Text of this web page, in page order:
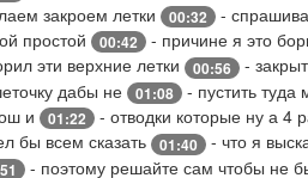
закроем летки
00:32 -
простой
00:42 - причине я это
эти верхние летки
00:56 -
дабы не
01:08 - пустить
и
01:22 - отводки которые ну а 4
бы всем сказать
01:40 - что я
- поэтому решайте сам чтобы не